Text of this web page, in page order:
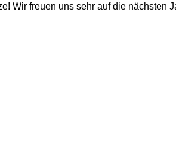
Wir freuen uns sehr auf die nächsten